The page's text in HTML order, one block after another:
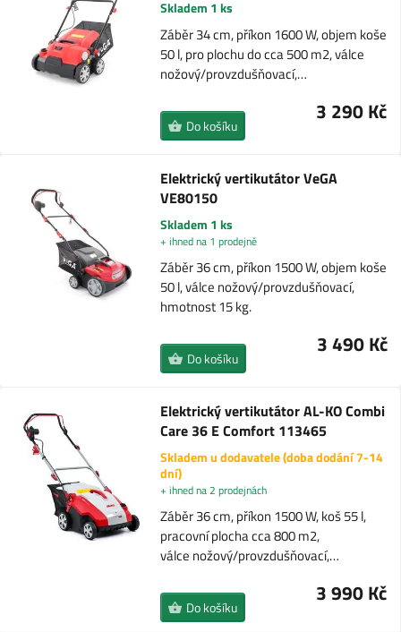
Skladem 1 ks
Záběr 34 cm, příkon 1600 W, objem koše
50 l, pro plochu do cca 500 m2, válce
nožový/provzdušňovací,…
3 290 Kč
Do košíku
Elektrický vertikutátor VeGA
VE80150
Skladem 1 ks
+ ihned na 1 prodejně
Záběr 36 cm, příkon 1500 W, objem koše
50 l, válce nožový/provzdušňovací,
hmotnost 15 kg.
3 490 Kč
Do košíku
Elektrický vertikutátor AL-KO Combi
Care 36 E Comfort 113465
Skladem u dodavatele (doba dodání 7-14
dní)
+ ihned na 2 prodejnách
Záběr 36 cm, příkon 1500 W, koš 55 l,
pracovní plocha cca 800 m2,
válce nožový/provzdušňovací,…
3 990 Kč
Do košíku